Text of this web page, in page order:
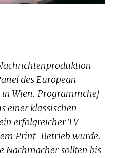
des European
Wien. Programmchef
einer klassischen
erfolgreicher TV-
Print-Betrieb wurde.
Nachmacher sollten bis